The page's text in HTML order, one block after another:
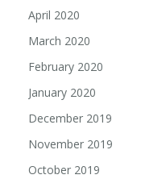
April 2020
March 2020
February 2020
January 2020
December 2019
November 2019
October 2019